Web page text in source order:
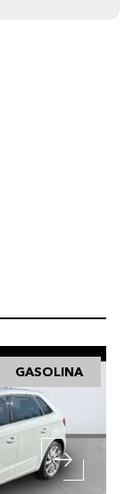
GASOLINA